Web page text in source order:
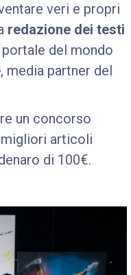
veri e propri
redazione dei testi
portale del mondo
, media partner del
un concorso
articoli
di 100€.